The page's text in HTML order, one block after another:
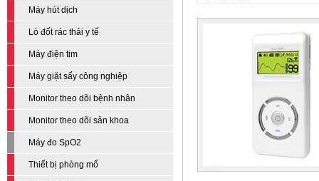
Máy hút dịch
Lò đốt rác thải y tế
Máy điện tim
Máy giặt sấy công nghiệp
Monitor theo dõi bệnh nhân
Monitor theo dõi sản khoa
Máy đo SpO2
Thiết bị phòng mổ